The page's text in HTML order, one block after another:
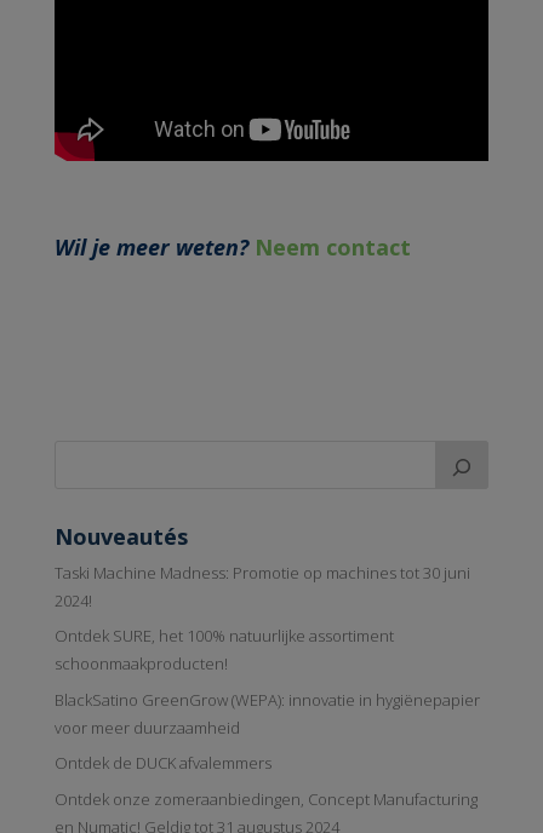
Wil je meer weten? Neem contact
Nouveautés
Taski Machine Madness: Promotie op machines tot 30 juni
2024!
Ontdek SURE, het 100% natuurlijke assortiment
schoonmaakproducten!
BlackSatino GreenGrow (WEPA): innovatie in hygiënepapier
voor meer duurzaamheid
Ontdek de DUCK afvalemmers
Ontdek onze zomeraanbiedingen, Concept Manufacturing
en Numatic! Geldig tot 31 augustus 2024